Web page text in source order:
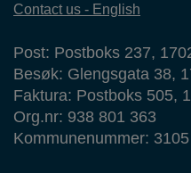
Contact us - English
Post: Postboks 237,
Besøk: Glengsgata 38,
Faktura: Postboks 505,
Org.nr: 938 801 363
Kommunenummer: 3105